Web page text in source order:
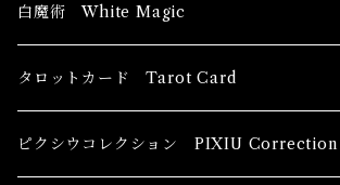
ブッダ Buddha
恋愛運
健康運 Health
白魔術 White Magic
香油 Oils
恋愛 Love
キャンドル Candles
タロットカード Tarot Card
初心者向け For The Beginners
ピクシウコレクション PIXIU Correction